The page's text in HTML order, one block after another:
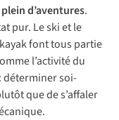
d’aventures.
pur. Le ski et le
font tous partie
l’activité du
déterminer soi-
que de s’affaler